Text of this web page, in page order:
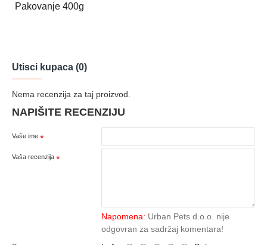
Pakovanje 400g
Utisci kupaca (0)
Nema recenzija za taj proizvod.
NAPIŠITE RECENZIJU
Vaše ime
Vaša recenzija
Napomena: Urban Pets d.o.o. nije
odgovran za sadržaj komentara!